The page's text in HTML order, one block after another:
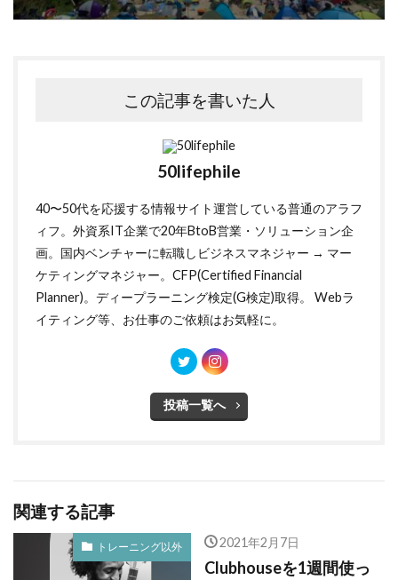
この記事を書いた人
50lifephile
40〜50代を応援する情報サイト運営している普通のアラフ
ィフ。外資系IT企業で20年BtoB営業・ソリューション企
画。国内ベンチャーに転職しビジネスマネジャー → マー
ケティングマネジャー。CFP(Certified Financial
Planner)。ディープラーニング検定(G検定)取得。 Webラ
イティング等、お仕事のご依頼はお気軽に。
投稿一覧へ
関連する記事
トレーニング以外 2021年2月7日
Clubhouseを1週間使っ